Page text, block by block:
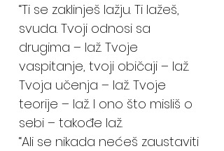
“Ti se zaklinješ lažju. Ti lažeš,
svuda. Tvoji odnosi sa
drugima – laž. Tvoje
vaspitanje, tvoji običaji – laž.
Tvoja učenja – laž. Tvoje
teorije – laž. I ono što misliš o
sebi – takođe laž.
“Ali se nikada nećeš zaustaviti